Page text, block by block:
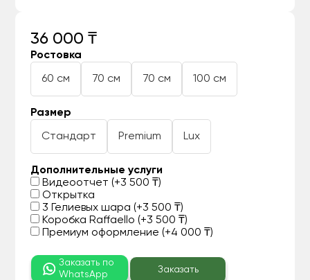
36 000 ₸
Ростовка
60 см 70 см 70 см 100 см
Размер
Стандарт Premium Lux
Дополнительные услуги
Видеоотчет (+3 500 ₸)
Открытка
3 Гелиевых шара (+3 500 ₸)
Коробка Raffaello (+3 500 ₸)
Премиум оформление (+4 000 ₸)
Заказать по
WhatsApp
Заказать